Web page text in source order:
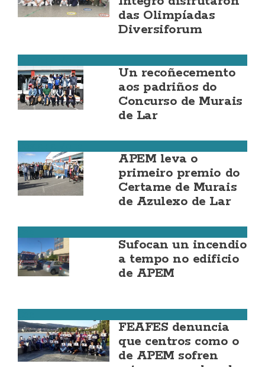
das Olimpíadas
Diversiforum
Un recoñecemento
aos padriños do
Concurso de Murais
de Lar
APEM leva o
primeiro premio do
Certame de Murais
de Azulexo de Lar
Sufocan un incendio
a tempo no edificio
de APEM
FEAFES denuncia
que centros como o
de APEM sofren